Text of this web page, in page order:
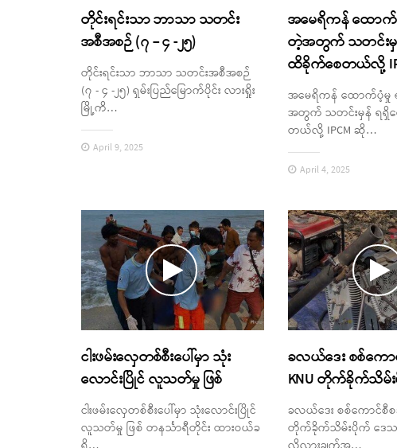
တိုင်းရင်းသာ ဘာသာ သတင်း
အစီအစဉ် (၇ – ၄ -၂၅)
တိုင်းရင်းသာ ဘာသာ သတင်းအစီအစဉ်
(၇ - ၄ -၂၅) ရှမ်းပြည်မြောက်ပိုင်း လားရှိုး
မြို့ကိ…
April 9, 2025
အမေရိကန် ထောက်
တဲ့အတွက် သတင်းမှ
ထိခိုက်စေတယ်လို့
အမေရိကန် ထောက်ပံ့မှု
အတွက် သတင်းမှန် ရရှိ
တယ်လို့ IPCM ဆို…
April 4, 2025
ငါးဖမ်းလှေတစ်စီးပေါ်မှာ သုံး
လောင်းပြိုင် လူသတ်မှု ဖြစ်
ငါးဖမ်းလှေတစ်စီးပေါ်မှာ သုံးလောင်းပြိုင်
လူသတ်မှု ဖြစ် တနင်္သာရီတိုင်း ထားဝယ်ခ
ခလယ်ဒေး စစ်ကေ
KNU တိုက်ခိုက်သိမ်
ခလယ်ဒေး စစ်ကောင်စီစ
တိုက်ခိုက်သိမ်းပိုက် ဒေ